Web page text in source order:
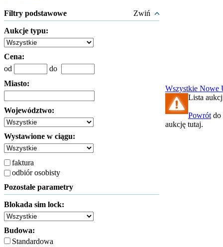
Filtry podstawowe Zwiń
Aukcje typu:
Cena:
od
do
Miasto:
Województwo:
Wystawione w ciągu:
faktura
odbiór osobisty
Pozostałe parametry
Blokada sim lock:
Budowa:
Standardowa
Wszystkie Nowe
Lista
Powrót do
aukcję tutaj.